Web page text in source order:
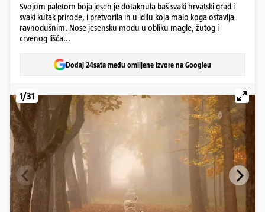
Svojom paletom boja jesen je dotaknula baš svaki hrvatski grad i
svaki kutak prirode, i pretvorila ih u idilu koja malo koga ostavlja
ravnodušnim. Nose jesensku modu u obliku magle, žutog i
crvenog lišća...
Dodaj 24sata među omiljene izvore na Googleu
1/31